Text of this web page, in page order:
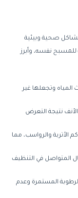
صحية وبيئية
للمسبح نفسه، وأبرز
المياه وتجعلها غير
نتيجة التعرض
الأتربة والرواسب، مما
المتواصل في التنظيف
المستمرة وعدم